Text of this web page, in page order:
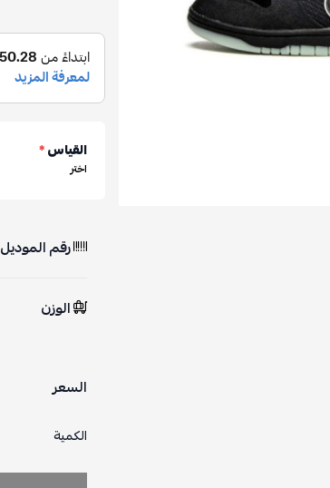
القياس*
اختر
رقم الموديل
الوزن
السعر
الكمية